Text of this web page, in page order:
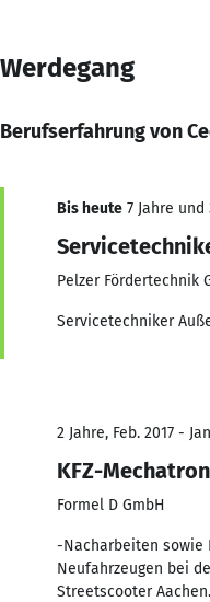
Werdegang
Berufserfahrung von
Bis heute 7 Jahre
Pelzer Fördertechnik
Servicetechniker
2 Jahre, Feb. 2017 -
KFZ-
Formel D GmbH
-Nacharbeiten sowie
Neufahrzeugen bei
Streetscooter